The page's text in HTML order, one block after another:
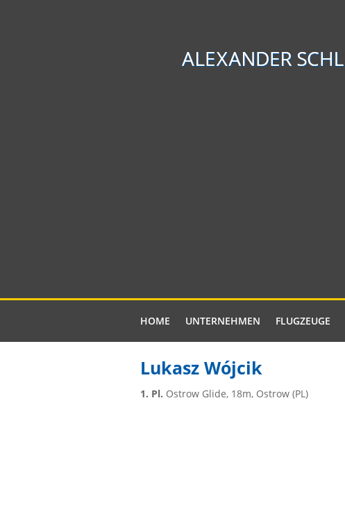
HOME UNTERNEHMEN FLUGZEUGE
Lukasz Wójcik
1. Pl. Ostrow Glide, 18m, Ostrow (PL)